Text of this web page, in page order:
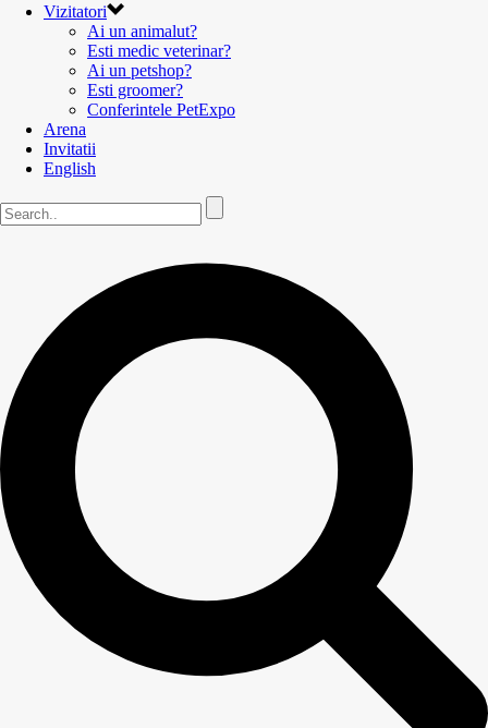
Vizitatori
Ai un animalut?
Esti medic veterinar?
Ai un petshop?
Esti groomer?
Conferintele PetExpo
Arena
Invitatii
English